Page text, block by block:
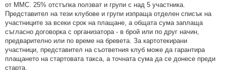
от ММС. 25% отстъпка ползват и групи с над 5 участника.
Представител на тези клубове и групи изпраща отделен списък на
участниците за всеки срок на плащане, а общата сума заплаща
съгласно договорка с организатора - в брой или по друг начин,
предварително или по време на бревета. За картотекирани
участници, представител на съответния клуб може да гарантира
плащането на стартовата такса, а точната сума да се донесе преди
старта.